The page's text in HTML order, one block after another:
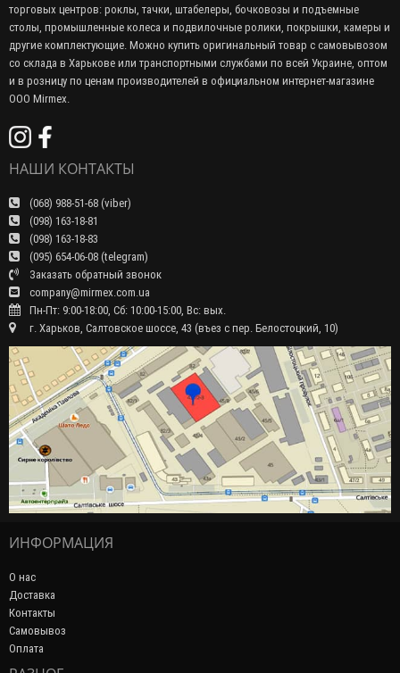
торговых центров: роклы, тачки, штабелеры, бочковозы и подъемные
столы, промышленные колеса и подвилочные ролики, покрышки, камеры и
другие комплектующие. Можно купить оригинальный товар с самовывозом
со склада в Харькове или транспортными службами по всей Украине, оптом
и в розницу по ценам производителей в официальном интернет-магазине
ООО Mirmex.
НАШИ КОНТАКТЫ
(068) 988-51-68 (viber)
(098) 163-18-81
(098) 163-18-83
(095) 654-06-08 (telegram)
Заказать обратный звонок
company@mirmex.com.ua
Пн-Пт: 9:00-18:00, Сб: 10:00-15:00, Вс: вых.
г. Харьков, Салтовское шоссе, 43 (въез с пер. Белостоцкий, 10)
ИНФОРМАЦИЯ
О нас
Доставка
Контакты
Самовывоз
Оплата